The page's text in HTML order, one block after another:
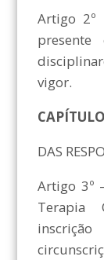
Artigo
vigor.
DAS
Artigo 3º
Terapia